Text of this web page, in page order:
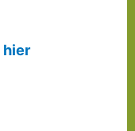
hier